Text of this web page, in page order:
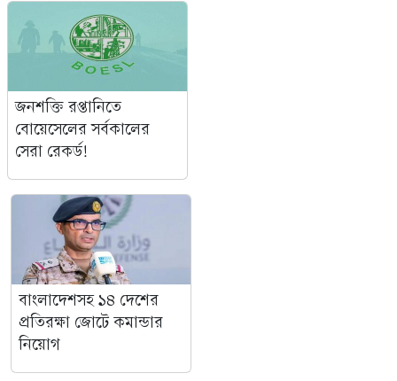
জনশক্তি রপ্তানিতে
বোয়েসেলের সর্বকালের
সেরা রেকর্ড!
বাংলাদেশসহ ১৪ দেশের
প্রতিরক্ষা জোটে কমান্ডার
নিয়োগ